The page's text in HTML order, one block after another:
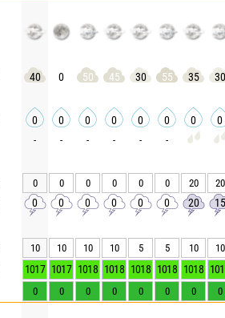
40 0 50 45 30 55 35 30
0 0 0 0 0 0 0 0
- - - - - -
0 0 0 0 0 0 20 20
0 0 0 0 0 0 20 15
10 10 10 10 5 5 10 10
1017 1017 1018 1018 1018 1018 1018
0 0 0 0 0 0 0 0